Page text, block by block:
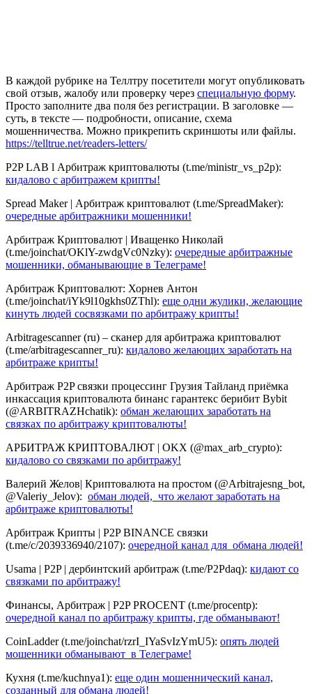
В каждой рубрике на Теллтру посетители могут опубликовать
свой отзыв, жалобу или проверку через специальную форму.
Просто заполните два поля без регистрации. В заголовке —
суть, в тексте — подробности, описание, схема
мошенничества. Можно прикрепить скриншоты или файлы.
https://telltrue.net/readers-letters/
P2P LAB l Арбитраж криптовалюты (t.me/ministr_vs_p2p):
кидалово с арбитражем крипты!
Spread Maker | Арбитраж криптовалют (t.me/SpreadMaker):
очередные арбитражники мошенники!
Арбитраж Криптовалют | Иващенко Николай
(t.me/joinchat/OKlY-zwdgVc0Nzky): очередные арбитражные
мошенники, обманывающие в Телеграме!
Арбитраж Криптовалют: Хорнев Антон
(t.me/joinchat/iYk9l10gkhs0ZThl): еще одни жулики, желающие
кинуть людей сосвязками по арбитражу крипты!
Arbitragescanner (ru) – сканер для арбитража криптовалют
(t.me/arbitragescanner_ru): кидалово желающих заработать на
арбитраже крипты!
Арбитраж P2P связки процессинг Грузия Тайланд приёмка
инкассация криптовалюта бинанс гарантекс берибит Bybit
(@ARBITRAZHchatik): обман желающих заработать на
связках по арбитражу криптовалюты!
АРБИТРАЖ КРИПТОВАЛЮТ | OKX (@max_arb_crypto):
кидалово со связками по арбитражу!
Валерий Желов| Криптовалюта на простом (@Arbitrajesng_bot,
@Valeriy_Jelov): обман людей, что желают заработать на
арбитраже криптовалюты!
Арбитраж Крипты | P2P BINANCE связки
(t.me/c/2039336940/2107): очередной канал для обмана людей!
Usama | P2P | дербинтский арбитраж (t.me/P2Pdaq): кидают со
связками по арбитражу!
Финансы, Арбитраж | P2P PROCENT (t.me/procentp):
очередной канал по арбитражу крипты, где обманывают!
CoinLadder (t.me/joinchat/rzrI_IYaSvIzYmU5): опять людей
мошенники обманывают в Телеграме!
Кухня (t.me/kuchnya1): еще один мошеннический канал,
созданный для обмана людей!